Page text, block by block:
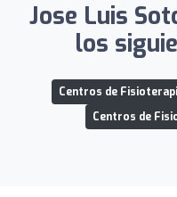
Jose Luis
los
Centros de
Centros de